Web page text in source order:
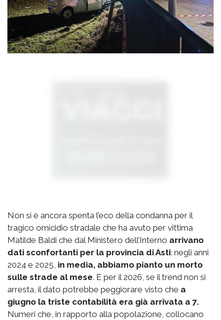
Non si è ancora spenta l’eco della condanna per il
tragico omicidio stradale che ha avuto per vittima
Matilde Baldi che dal Ministero dell’Interno arrivano
dati sconfortanti per la provincia di Asti: negli anni
2024 e 2025, in media, abbiamo pianto un morto
sulle strade al mese. E per il 2026, se il trend non si
arresta, il dato potrebbe peggiorare visto che a
giugno la triste contabilità era già arrivata a 7.
Numeri che, in rapporto alla popolazione, collocano